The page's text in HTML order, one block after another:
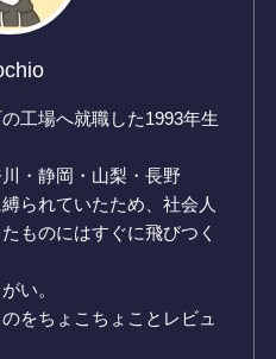
工場へ就職した1993年生
・静岡・山梨・長野
られていたため、社会人
ものにはすぐに飛びつく
い。
をちょこちょことレビュ